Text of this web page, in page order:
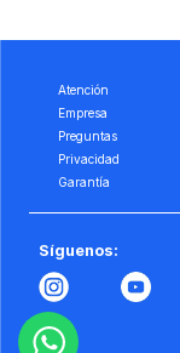
Atención
Empresa
Preguntas
Privacidad
Garantía
Síguenos: